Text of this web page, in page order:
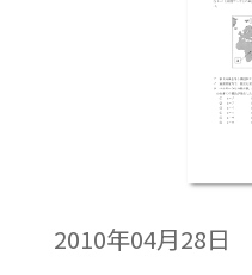
2010年04月28日